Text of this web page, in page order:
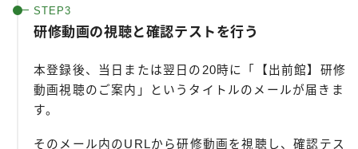
研修動画の視聴と確認テストを行う
本登録後、当日または翌日の20時に「【出前館】研修
動画視聴のご案内」というタイトルのメールが届きま
す。
そのメール内のURLから研修動画を視聴し、確認テス